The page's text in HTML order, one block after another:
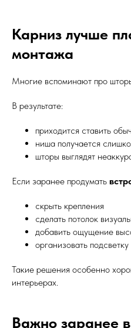
Карниз лучше
монтажа
Многие вспоминают про
В результате:
приходится ставить
ниша получается
шторы выглядят
Если заранее продумать
скрыть крепления
сделать потолок
добавить ощущение
организовать
Такие решения особенно
интерьерах.
Важно заранее